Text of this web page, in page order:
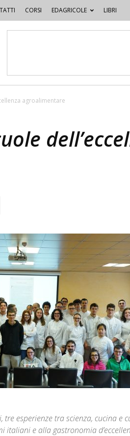
CORSI EDAGRICOLE LIBRI
agroalimentare
esperienze tra scienza, cucina e
italiani e alla gastronomia